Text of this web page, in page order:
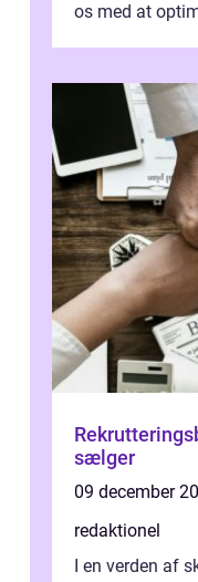
os med at
sælger
09 december
redaktionel
I en verden af